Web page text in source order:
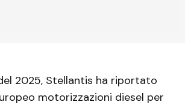
2025, Stellantis ha riportato
motorizzazioni diesel per